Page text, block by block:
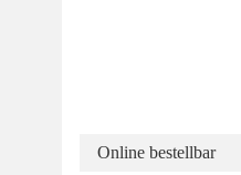
Online bestellbar